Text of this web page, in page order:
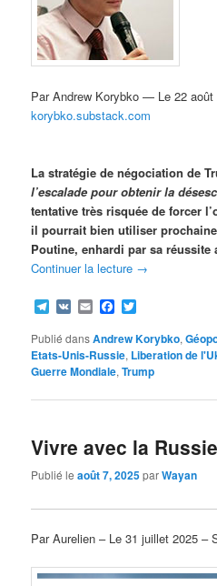
Par Andrew Korybko — Le 22
korybko.substack.com
La stratégie de négociation de
l’escalade pour obtenir la
tentative très risquée de forcer
il pourrait bien utiliser
Poutine, enhardi par sa réussite
Continuer la lecture →
Telegram
VK EmailFacebook
Publié dansAndrew Korybko,
Etats-Unis-Russie, Liberation de
Guerre Mondiale,Trump
Vivre avec la Russie
Publié leaoût 7, 2025parWayan
Par Aurelien – Le 31 juillet 2025 –